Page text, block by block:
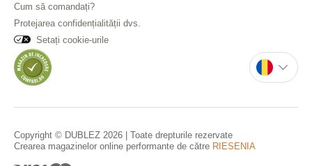
Cum să comandați?
Protejarea confidențialității dvs.
Setați cookie-urile
Copyright © DUBLEZ 2026 | Toate drepturile rezervate
Crearea magazinelor online performante de către RIESENIA